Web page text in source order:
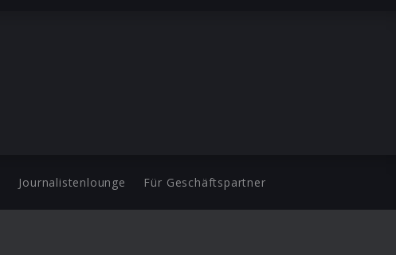
Journalistenlounge Für Geschäftspartner